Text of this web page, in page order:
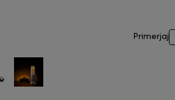
Primerjaj